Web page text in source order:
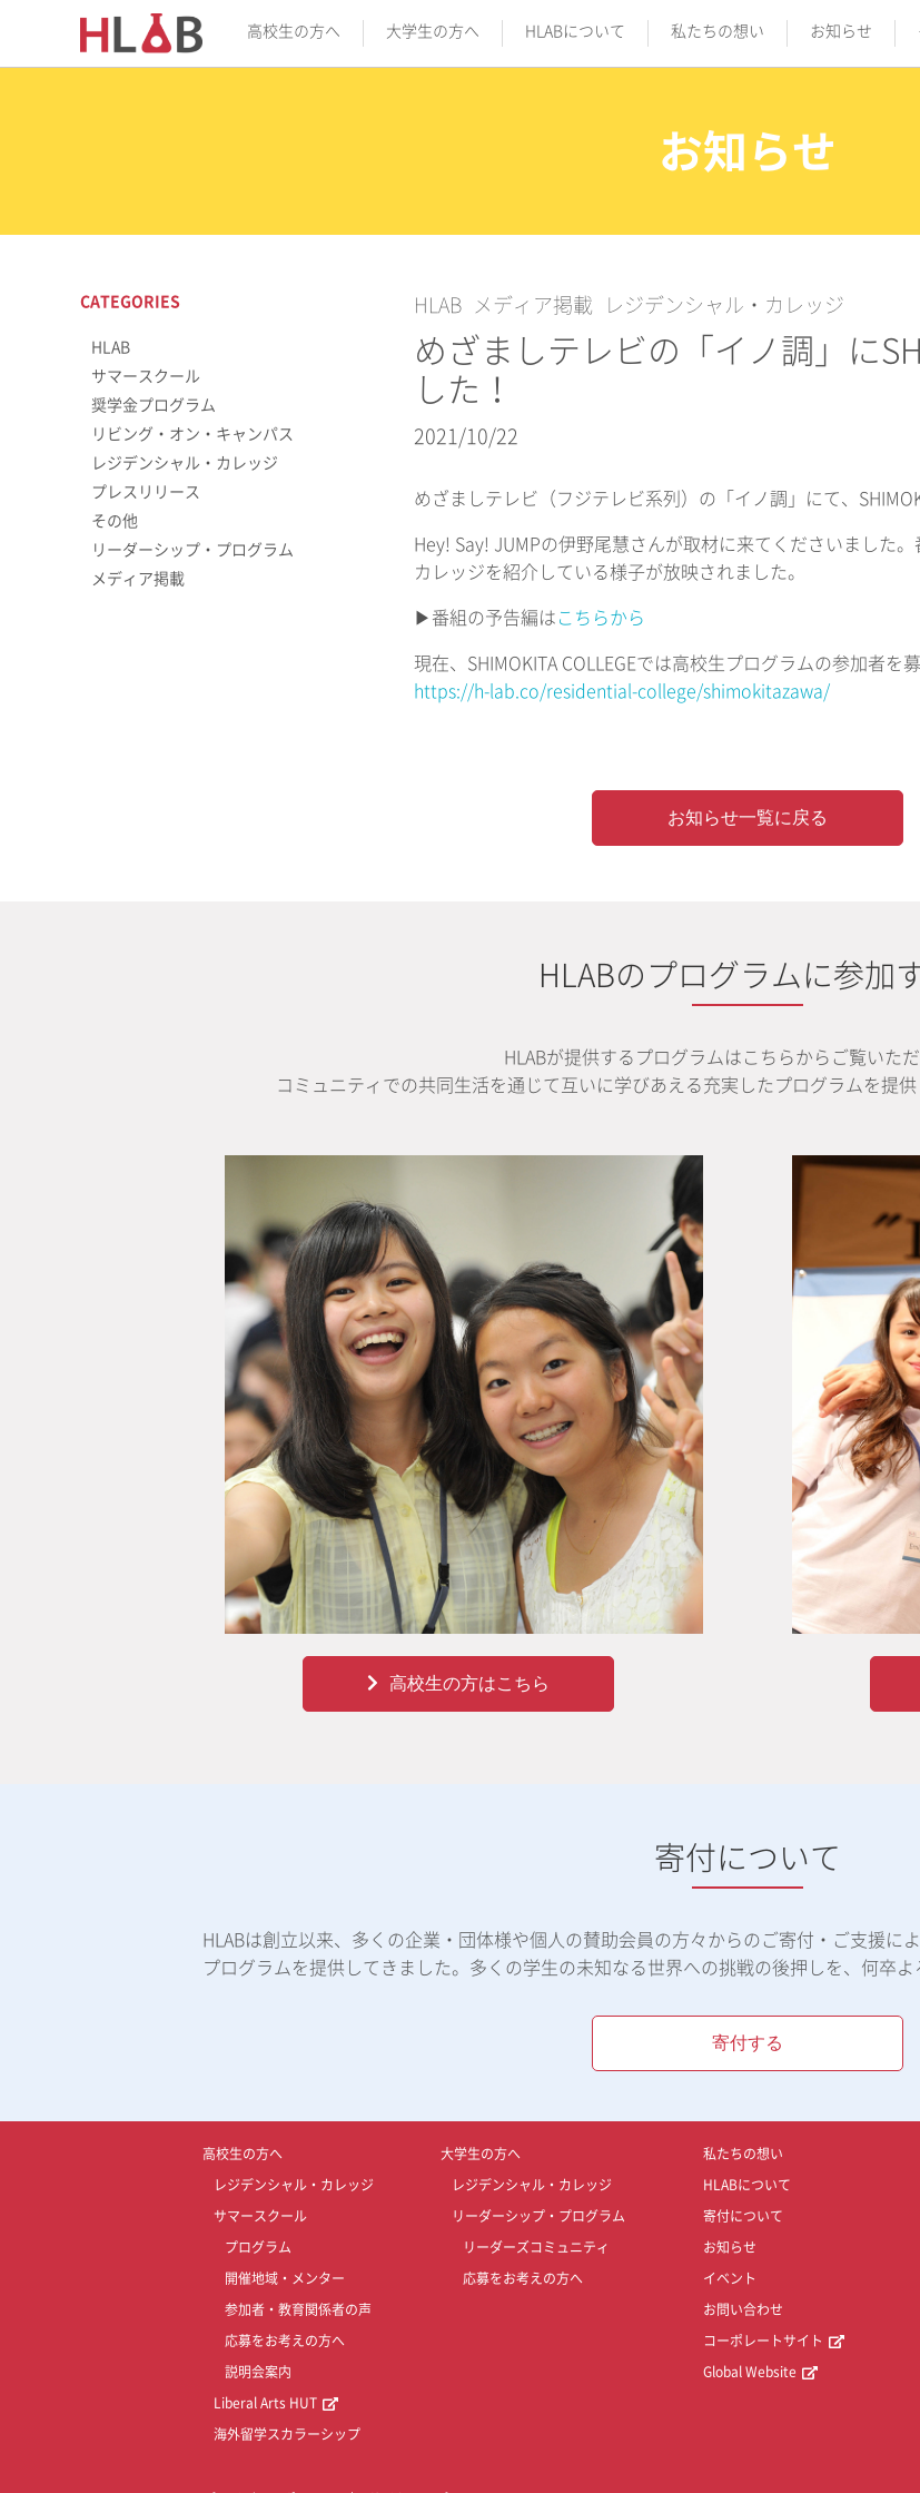
高校生の方へ 大学生の方へ HLABについて 私たちの想い お知らせ
お知らせ
HLAB メディア掲載 レジデンシャル・カレッジ
めざましテレビの「イノ調」に
した！
2021/10/22
めざましテレビ（フジテレビ系列）の「イノ調」にて、
Hey! Say! JUMPの伊野尾慧さんが取材に来てくださいました
カレッジを紹介している様子が放映されました。
▶︎番組の予告編は こちらから
現在、SHIMOKITA COLLEGEでは高校生プログラムの参加者
https://h-lab.co/residential-college/shimokitazawa/
お知らせ一覧に戻る
CATEGORIES
HLAB
サマースクール
奨学金プログラム
リビング・オン・キャンパス
レジデンシャル・カレッジ
プレスリリース
その他
リーダーシップ・プログラム
メディア掲載
HLABのプログラムに参加
HLABが提供するプログラムはこちらからご覧いただ
コミュニティでの共同生活を通じて互いに学びあえる充実したプログラムを提
高校生の方はこちら
寄付について
HLABは創立以来、多くの企業・団体様や個人の賛助会員の方々からのご寄付・ご支援に
プログラムを提供してきました。多くの学生の未知なる世界への挑戦の後押しを、何卒よ
寄付する
高校生の方へ
レジデンシャル・カレッジ
サマースクール
プログラム
開催地域・メンター
参加者・教育関係者の声
応募をお考えの方へ
説明会案内
Liberal Arts HUT
海外留学スカラーシップ
大学生の方へ
レジデンシャル・カレッジ
リーダーシップ・プログラム
リーダーズコミュニティ
応募をお考えの方へ
私たちの想い
HLABについて
寄付について
お知らせ
イベント
お問い合わせ
コーポレートサイト
Global Website